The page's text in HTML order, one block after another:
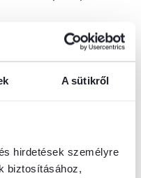
A sütikről
hirdetések személyre
biztosításához,
Ingyenes